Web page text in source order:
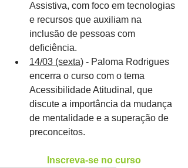
Assistiva, com foco em tecnologias
e recursos que auxiliam na
inclusão de pessoas com
deficiência.
14/03 (sexta) - Paloma Rodrigues
encerra o curso com o tema
Acessibilidade Atitudinal, que
discute a importância da mudança
de mentalidade e a superação de
preconceitos.
Inscreva-se no curso